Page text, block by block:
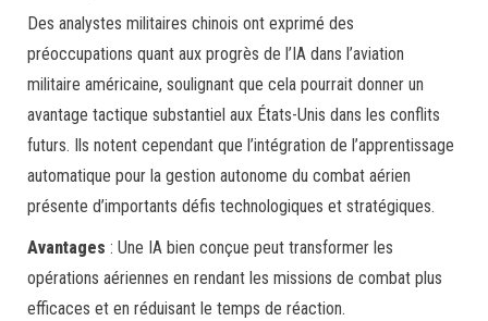
Des analystes militaires chinois ont exprimé des
préoccupations quant aux progrès de l’IA dans l’aviation
militaire américaine, soulignant que cela pourrait donner un
avantage tactique substantiel aux États-Unis dans les conflits
futurs. Ils notent cependant que l’intégration de l’apprentissage
automatique pour la gestion autonome du combat aérien
présente d’importants défis technologiques et stratégiques.
Avantages : Une IA bien conçue peut transformer les
opérations aériennes en rendant les missions de combat plus
efficaces et en réduisant le temps de réaction.